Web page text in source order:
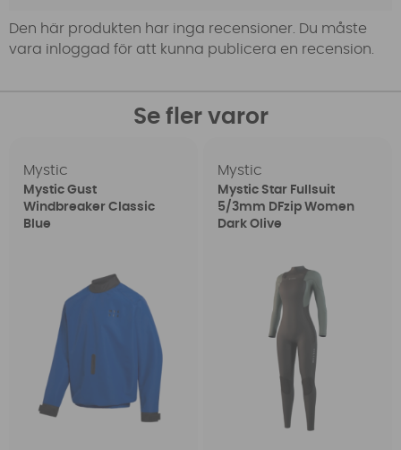
Den här produkten har inga recensioner. Du måste
vara inloggad för att kunna publicera en recension.
Se fler varor
Mystic
Mystic Gust
Windbreaker Classic
Blue
Mystic
Mystic Star Fullsuit
5/3mm DFzip Women
Dark Olive